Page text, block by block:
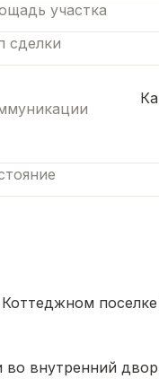
участка
сделки
внутренний